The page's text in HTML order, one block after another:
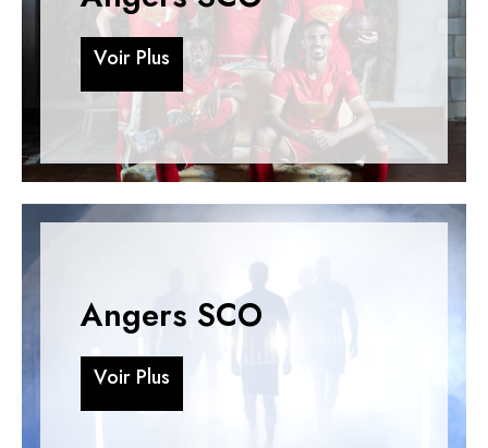
Voir Plus
Voir Plus
Angers SCO
Voir Plus
Voir Plus